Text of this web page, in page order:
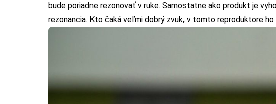
bude poriadne rezonovať v ruke. Samostatne ako produkt je
rezonancia. Kto čaká veľmi dobrý zvuk, v tomto reproduktore ho